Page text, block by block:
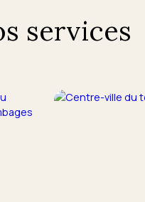
services